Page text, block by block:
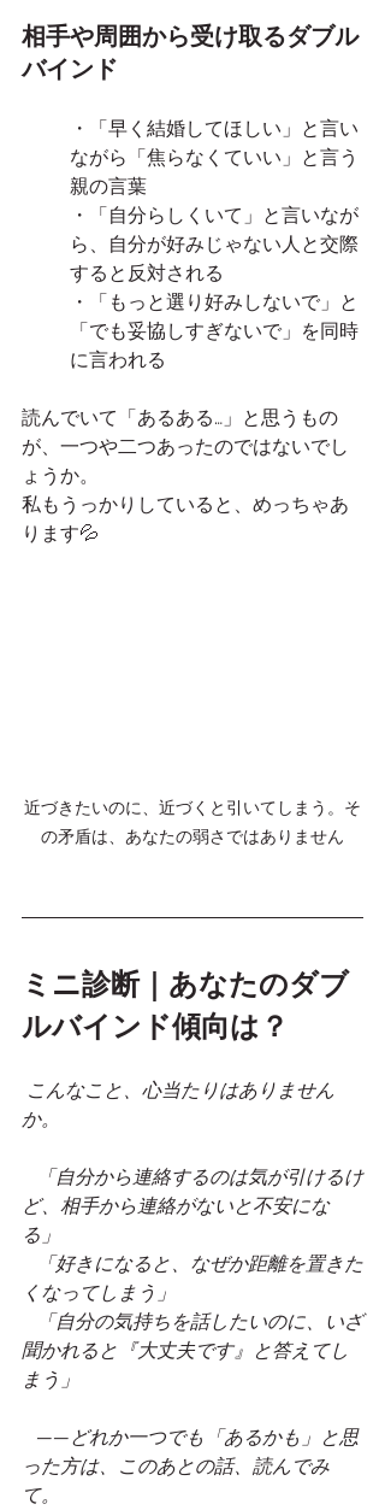
相手や周囲から受け取るダブル
バインド
・「早く結婚してほしい」と言い
ながら「焦らなくていい」と言う
親の言葉
・「自分らしくいて」と言いなが
ら、自分が好みじゃない人と交際
すると反対される
・「もっと選り好みしないで」と
「でも妥協しすぎないで」を同時
に言われる
読んでいて「あるある…」と思うもの
が、一つや二つあったのではないでし
ょうか。
私もうっかりしていると、めっちゃあ
ります💦
近づきたいのに、近づくと引いてしまう。そ
の矛盾は、あなたの弱さではありません
ミニ診断｜あなたのダブ
ルバインド傾向は？
こんなこと、心当たりはありません
か。
「自分から連絡するのは気が引けるけ
ど、相手から連絡がないと不安にな
る」
「好きになると、なぜか距離を置きた
くなってしまう」
「自分の気持ちを話したいのに、いざ
聞かれると『大丈夫です』と答えてし
まう」
——どれか一つでも「あるかも」と思
った方は、このあとの話、読んでみ
て。